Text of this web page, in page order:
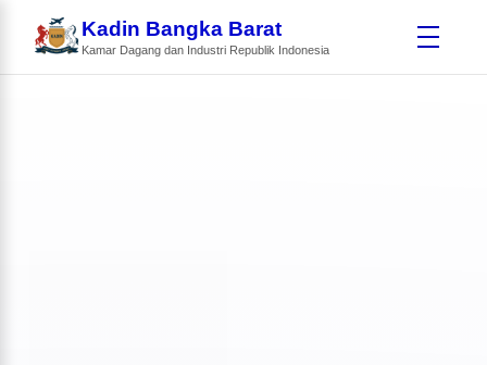
Kadin Bangka Barat
Kamar Dagang dan Industri Republik Indonesia